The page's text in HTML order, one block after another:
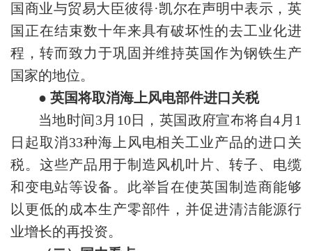
国商业与贸易大臣彼得·凯尔在声明中表示，英
国正在结束数十年来具有破坏性的去工业化进
程，转而致力于巩固并维持英国作为钢铁生产
国家的地位。
● 英国将取消海上风电部件进口关税
当地时间3月10日，英国政府宣布将自4月1
日起取消33种海上风电相关工业产品的进口关
税。这些产品用于制造风机叶片、转子、电缆
和变电站等设备。此举旨在使英国制造商能够
以更低的成本生产零部件，并促进清洁能源行
业增长的再投资。